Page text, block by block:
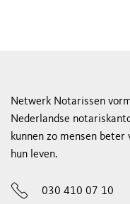
Netwerk Notarissen
Nederlandse
kunnen zo mensen
hun leven.
030 410 07 10